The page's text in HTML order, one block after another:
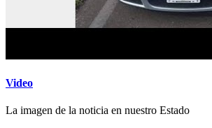
Video
La imagen de la noticia en nuestro Estado